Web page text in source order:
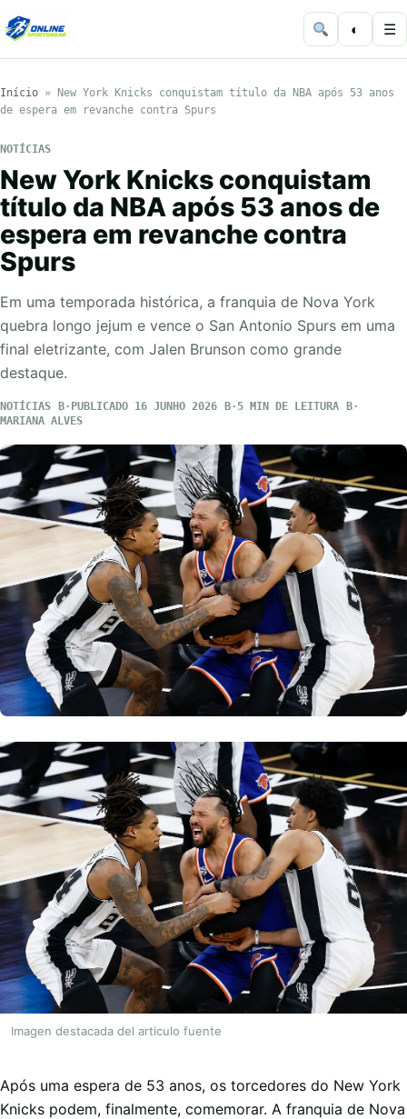
◐ ☰
Início »
New York Knicks conquistam título da NBA após 53 anos
de espera em revanche contra Spurs
NOTÍCIAS
New York Knicks conquistam
título da NBA após 53 anos de
espera em revanche contra
Spurs
Em uma temporada histórica, a franquia de Nova York
quebra longo jejum e vence o San Antonio Spurs em uma
final eletrizante, com Jalen Brunson como grande
destaque.
NOTÍCIAS PUBLICADO 16 JUNHO 2026
5 MIN DE LEITURA
MARIANA ALVES
Imagen destacada del articulo fuente
Após uma espera de 53 anos, os torcedores do New York
Knicks podem, finalmente, comemorar. A franquia de Nova